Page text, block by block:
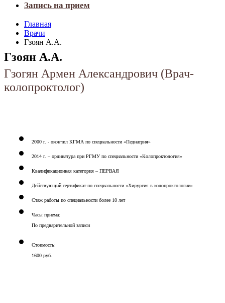
Запись на прием
Главная
Врачи
Гзоян А.А.
Гзоян А.А.
Гзогян Армен Александрович (Врач-
колопроктолог)
2000 г. - окончил КГМА по специальности «Педиатрия»
2014 г. – ординатура при РГМУ по специальности «Колопроктология»
Квалификационная категория – ПЕРВАЯ
Действующий сертификат по специальности «Хирургия в колопроктологии»
Стаж работы по специальности более 10 лет
Часы приема:
По предварительной записи
Стоимость:
1600 руб.